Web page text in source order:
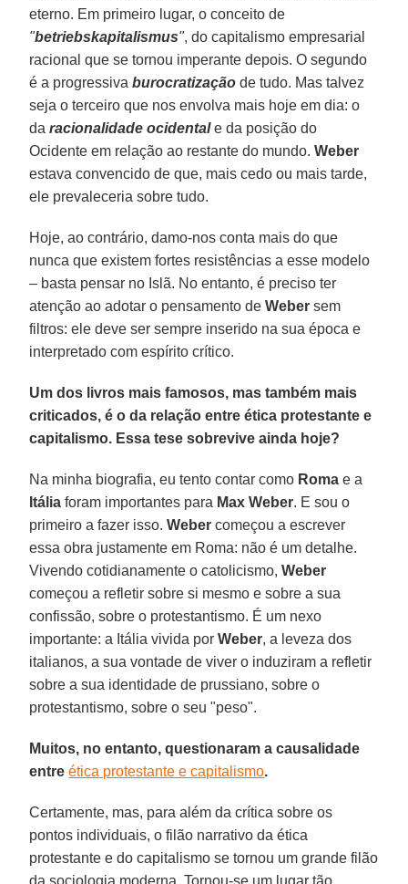
eterno. Em primeiro lugar, o conceito de
"betriebskapitalismus", do capitalismo empresarial
racional que se tornou imperante depois. O segundo
é a progressivaburocratização de tudo. Mas talvez
seja o terceiro que nos envolva mais hoje em dia: o
daracionalidade ocidental e da posição do
Ocidente em relação ao restante do mundo.Weber
estava convencido de que, mais cedo ou mais tarde,
ele prevaleceria sobre tudo.
Hoje, ao contrário, damo-nos conta mais do que
nunca que existem fortes resistências a esse modelo
– basta pensar no Islã. No entanto, é preciso ter
atenção ao adotar o pensamento deWeber sem
filtros: ele deve ser sempre inserido na sua época e
interpretado com espírito crítico.
Um dos livros mais famosos, mas também mais
criticados, é o da relação entre ética protestante e
capitalismo. Essa tese sobrevive ainda hoje?
Na minha biografia, eu tento contar como Roma e a
Itália foram importantes para Max Weber. E sou o
primeiro a fazer isso.Weber começou a escrever
essa obra justamente em Roma: não é um detalhe.
Vivendo cotidianamente o catolicismo,Weber
começou a refletir sobre si mesmo e sobre a sua
confissão, sobre o protestantismo. É um nexo
importante: a Itália vivida porWeber, a leveza dos
italianos, a sua vontade de viver o induziram a refletir
sobre a sua identidade de prussiano, sobre o
protestantismo, sobre o seu "peso".
Muitos, no entanto, questionaram a causalidade
entreética protestante e capitalismo.
Certamente, mas, para além da crítica sobre os
pontos individuais, o filão narrativo da ética
protestante e do capitalismo se tornou um grande filão
da sociologia moderna. Tornou-se um lugar tão